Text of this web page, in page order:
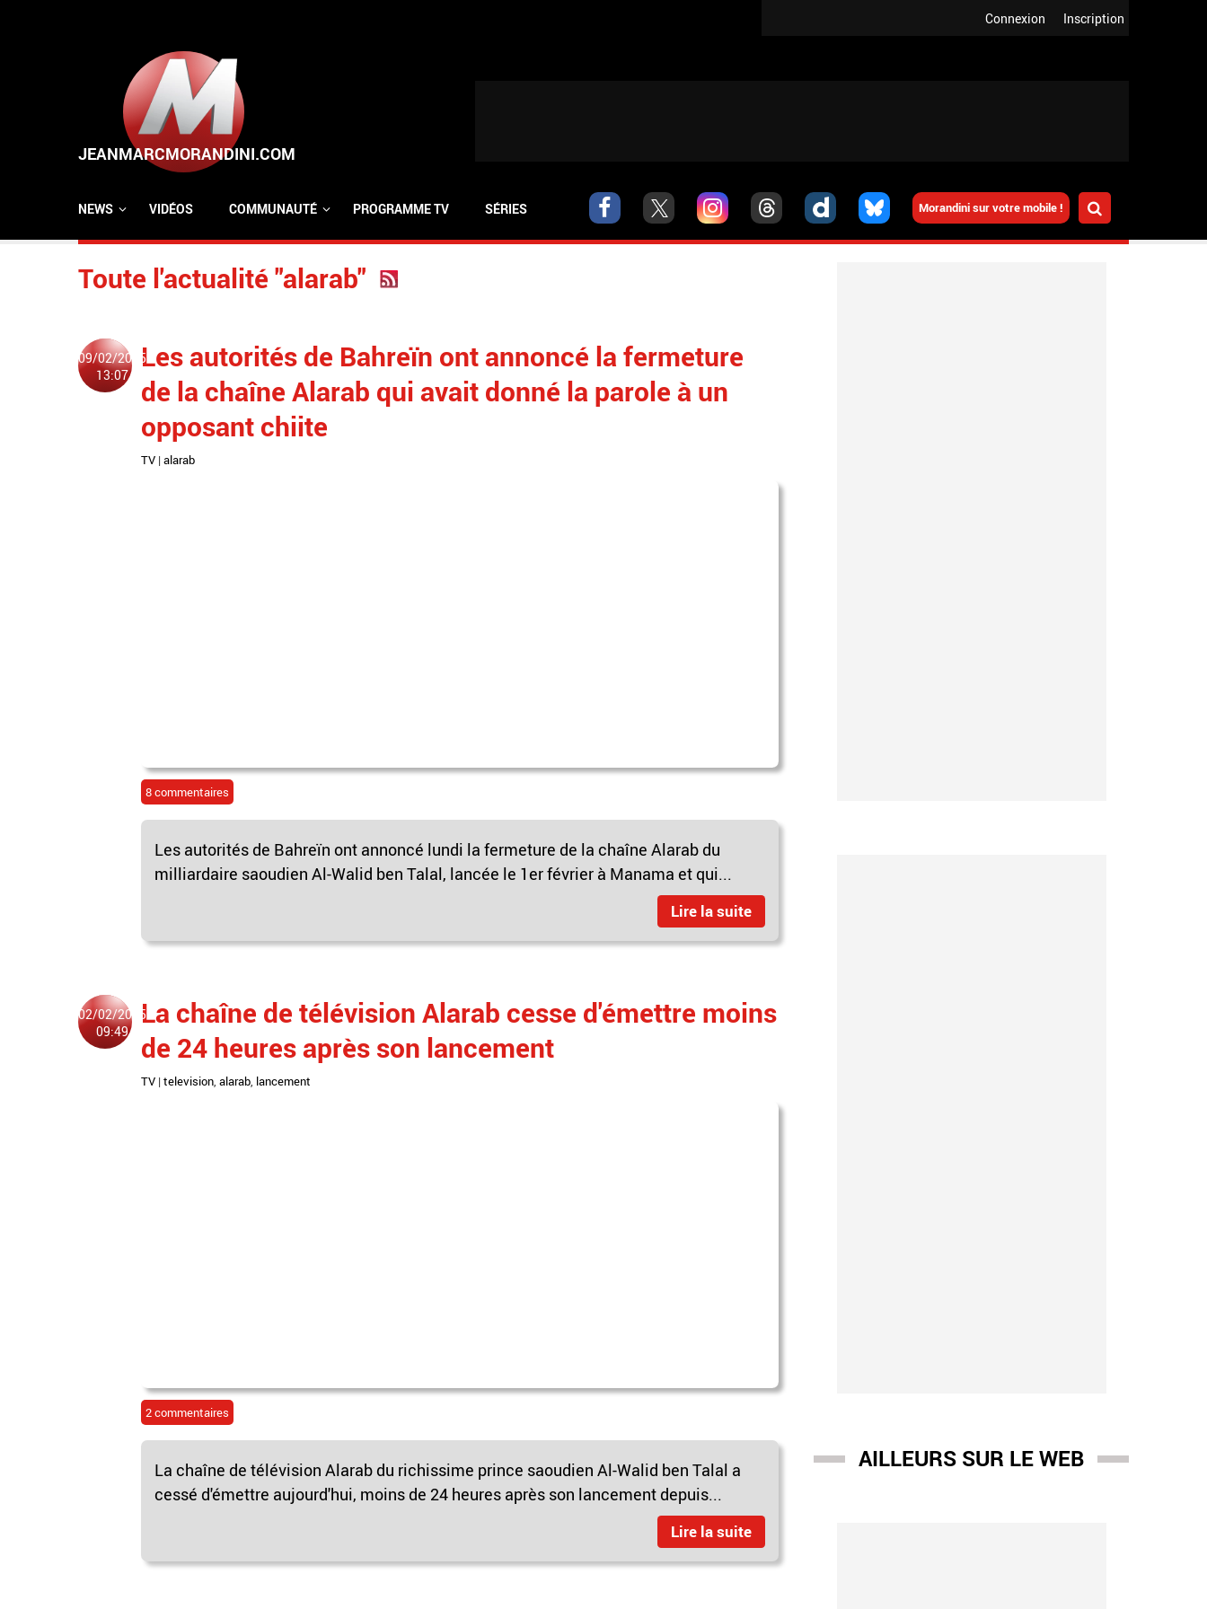
Inscription
Connexion
Morandini sur votre mobile !
NEWS VIDÉOS COMMUNAUTÉ PROGRAMME TV SÉRIES
Toute l'actualité "alarab"
09/02/2015
13:07
Les autorités de Bahreïn ont annoncé la fermeture
de la chaîne Alarab qui avait donné la parole à un
opposant chiite
TV | alarab
8 commentaires
Les autorités de Bahreïn ont annoncé lundi la fermeture de la chaîne Alarab du
milliardaire saoudien Al-Walid ben Talal, lancée le 1er février à Manama et qui...
Lire la suite
02/02/2015
09:49
La chaîne de télévision Alarab cesse d'émettre moins
de 24 heures après son lancement
TV | television alarab lancement
2 commentaires
La chaîne de télévision Alarab du richissime prince saoudien Al-Walid ben Talal a
cessé d'émettre aujourd'hui, moins de 24 heures après son lancement depuis...
Lire la suite
AILLEURS SUR LE WEB